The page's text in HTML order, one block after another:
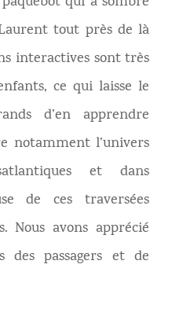
tout près de là
interactives sont très
ce qui laisse le
d’en apprendre
notamment l’univers
et dans
de ces traversées
Nous avons apprécié
des passagers et de